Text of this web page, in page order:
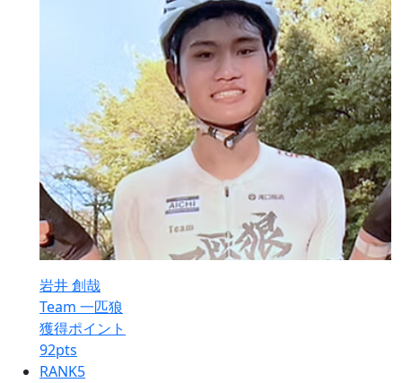
岩井 創哉
Team 一匹狼
獲得ポイント
92pts
RANK5